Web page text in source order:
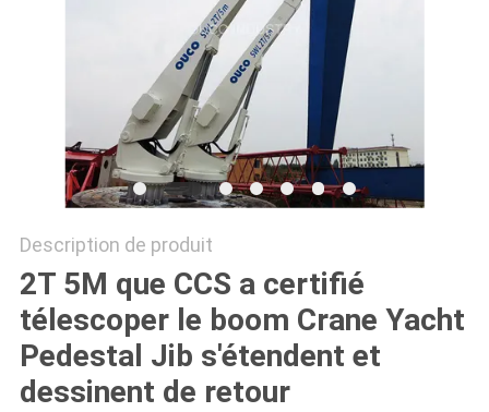
CONTACT
PLAN
DU
SITE
POLITIQUE
Description de produit
2T 5M que CCS a certifié
télescoper le boom Crane Yacht
Pedestal Jib s'étendent et
dessinent de retour